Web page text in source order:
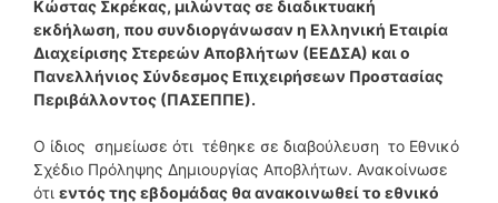
Κώστας Σκρέκας, μιλώντας σε διαδικτυακή
εκδήλωση, που συνδιοργάνωσαν η Ελληνική Εταιρία
Διαχείρισης Στερεών Αποβλήτων (ΕΕΔΣΑ) και ο
Πανελλήνιος Σύνδεσμος Επιχειρήσεων Προστασίας
Περιβάλλοντος (ΠΑΣΕΠΠΕ).
Ο ίδιος σημείωσε ότι τέθηκε σε διαβούλευση το Εθνικό
Σχέδιο Πρόληψης Δημιουργίας Αποβλήτων. Ανακοίνωσε
ότι εντός της εβδομάδας θα ανακοινωθεί το εθνικό